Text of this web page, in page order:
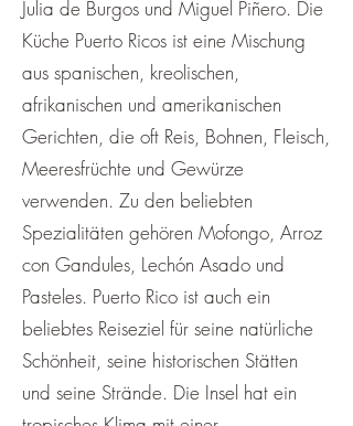
Julia de Burgos und Miguel Piñero. Die
Küche Puerto Ricos ist eine Mischung
aus spanischen, kreolischen,
afrikanischen und amerikanischen
Gerichten, die oft Reis, Bohnen, Fleisch,
Meeresfrüchte und Gewürze
verwenden. Zu den beliebten
Spezialitäten gehören Mofongo, Arroz
con Gandules, Lechón Asado und
Pasteles. Puerto Rico ist auch ein
beliebtes Reiseziel für seine natürliche
Schönheit, seine historischen Stätten
und seine Strände. Die Insel hat ein